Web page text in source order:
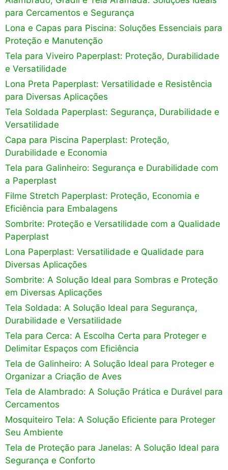
para Cercamentos e Segurança
Lona e Capas para Piscina: Soluções Essenciais para
Proteção e Manutenção
Tela para Viveiro Paperplast: Proteção, Durabilidade
e Versatilidade
Lona Preta Paperplast: Versatilidade e Resistência
para Diversas Aplicações
Tela Soldada Paperplast: Segurança, Durabilidade e
Versatilidade
Capa para Piscina Paperplast: Proteção,
Durabilidade e Economia
Tela para Galinheiro: Segurança e Durabilidade com
a Paperplast
Filme Stretch Paperplast: Proteção, Economia e
Eficiência para Embalagens
Sombrite: Proteção e Versatilidade com a Qualidade
Paperplast
Lona Paperplast: Versatilidade e Qualidade para
Diversas Aplicações
Sombrite: A Solução Ideal para Sombras e Proteção
em Diversas Aplicações
Tela Soldada: A Solução Ideal para Segurança,
Durabilidade e Versatilidade
Tela para Cerca: A Escolha Certa para Proteger e
Delimitar Espaços com Eficiência
Tela de Galinheiro: A Solução Ideal para Proteger e
Organizar a Criação de Aves
Tela de Alambrado: A Solução Prática e Durável para
Cercamentos
Mosquiteiro Tela: A Solução Eficiente para Proteger
Seu Ambiente
Tela de Proteção para Janelas: A Solução Ideal para
Segurança e Conforto